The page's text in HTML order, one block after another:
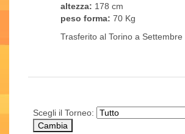
altezza: 178 cm
peso forma: 70 Kg
Trasferito al Torino a Settembre
Scegli il Torneo: